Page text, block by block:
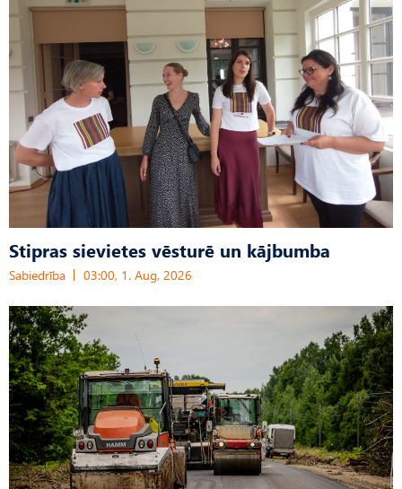
Stipras sievietes vēsturē un kājbumba
Sabiedrība 03:00, 1. Aug, 2026